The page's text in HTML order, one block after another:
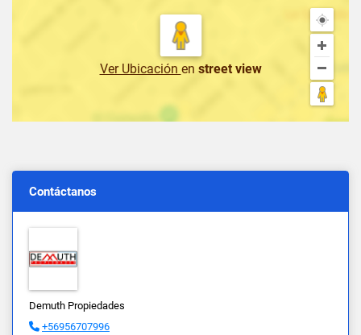
Ver Ubicación en street view
Contáctanos
Demuth Propiedades
+56956707996